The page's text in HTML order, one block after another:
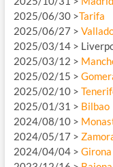
2025/06/30 >Tarifa
2025/06/27 >
2025/03/14 >
2025/03/12 >
2025/02/15 >
2025/02/10 >
2025/01/31 > Bilbao
2024/08/10 >
2024/05/17 >
2024/04/04 > Girona